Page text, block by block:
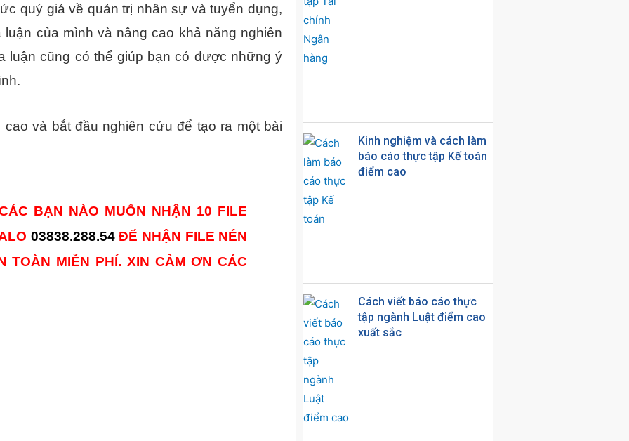
quý giá về quản trị nhân sự và tuyển dụng,
của mình và nâng cao khả năng nghiên
luận cũng có thể giúp bạn có được những ý
và bắt đầu nghiên cứu để tạo ra một bài
BẠN NÀO MUỐN NHẬN 10 FILE
03838.288.54ĐỂ NHẬN FILE NÉN
MIỄN PHÍ. XIN CẢM ƠN CÁC
Kinh nghiệm và cách làm
báo cáo thực tập Kế toán
điểm cao
Cách viết báo cáo thực
tập ngành Luật điểm cao
xuất sắc